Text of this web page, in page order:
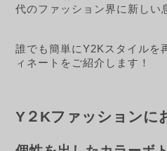
代のファッション界に新しい
誰でも簡単にY2Kスタイルを
ィネートをご紹介します！
Y２Kファッションに